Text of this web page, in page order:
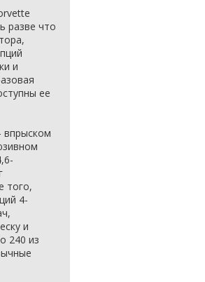
разве что
и
ее
впрыском
того,
4-
и
240 из